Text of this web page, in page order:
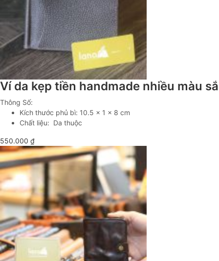
Ví da kẹp tiền handmade nhiều màu
Thông Số:
Kích thước phủ bì: 10.5 x 1 x 8 cm
Chất liệu: Da thuộc
550.000 ₫